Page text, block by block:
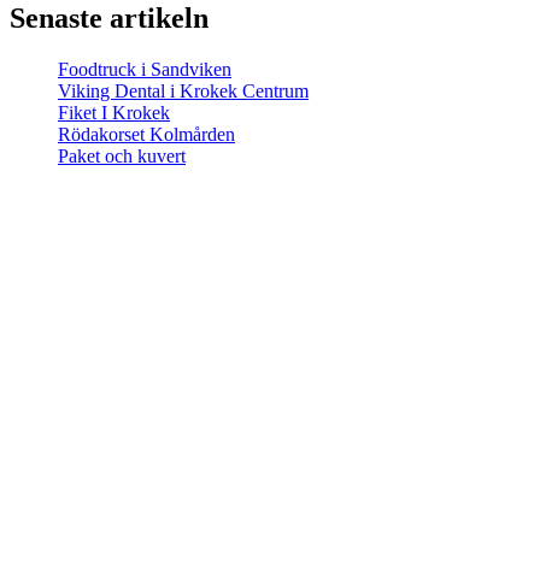
Senaste artikeln
Foodtruck i Sandviken
Viking Dental i Krokek Centrum
Fiket I Krokek
Rödakorset Kolmården
Paket och kuvert